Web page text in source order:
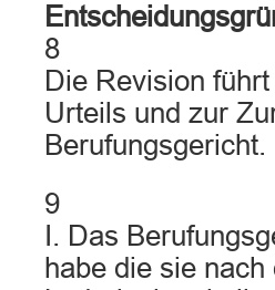
8
Die Revision
Urteils und zur
Berufungsgericht.
9
I. Das
habe die sie